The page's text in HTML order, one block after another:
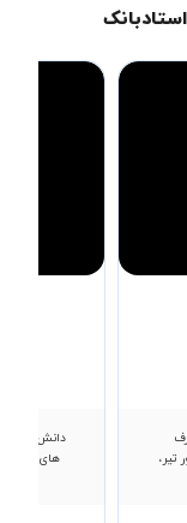
تیر،
دانش آموز
های مختلف